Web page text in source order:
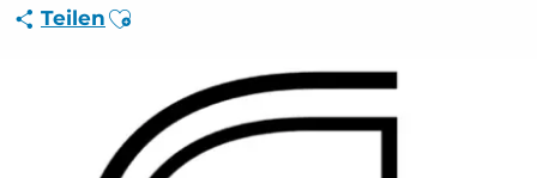
ORG – Dekofliesen – Fliesenlegerhandwerker
(Châtelaillon-Plage) #6120754
Teilen Ajouter aux favoris